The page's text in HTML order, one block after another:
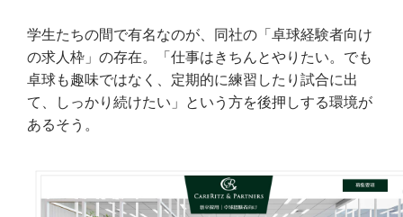
学生たちの間で有名なのが、同社の「卓球経験者向け
の求人枠」の存在。「仕事はきちんとやりたい。でも
卓球も趣味ではなく、定期的に練習したり試合に出
て、しっかり続けたい」という方を後押しする環境が
あるそう。